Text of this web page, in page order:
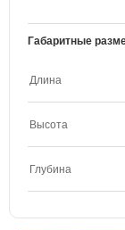
Габаритные
Длина
Высота
Глубина